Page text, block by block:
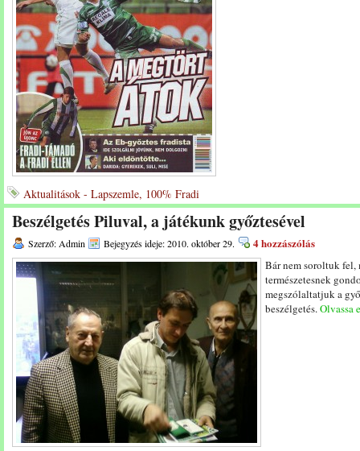
Aktualitások - Lapszemle, 100% Fradi
Beszélgetés Piluval, a játékunk győztesével
Szerző: Admin Bejegyzés ideje: 2010. október 29. 4 hozzászólás
Bár nem soroltuk fel,
természetesnek
megszólaltatjuk a
beszélgetés.Olvassa